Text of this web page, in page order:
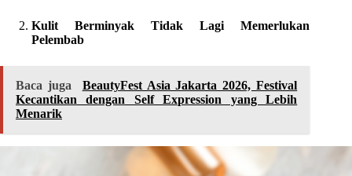
Kulit Berminyak Tidak Lagi Memerlukan
Pelembab
Baca juga
BeautyFest Asia Jakarta 2026, Festival
Kecantikan dengan Self Expression yang Lebih
Menarik